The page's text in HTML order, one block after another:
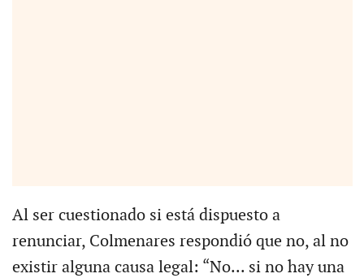
Al ser cuestionado si está dispuesto a
renunciar, Colmenares respondió que no, al no
existir alguna causa legal: “No... si no hay una